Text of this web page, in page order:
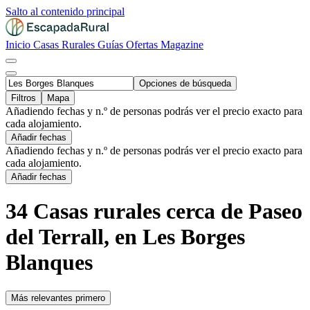
Salto al contenido principal
Inicio Casas Rurales Guías Ofertas Magazine
Opciones de búsqueda
Filtros
Mapa
Añadiendo fechas y n.º de personas podrás ver el precio exacto para
cada alojamiento.
Añadir fechas
Añadiendo fechas y n.º de personas podrás ver el precio exacto para
cada alojamiento.
Añadir fechas
34 Casas rurales cerca de Paseo
del Terrall, en Les Borges
Blanques
Más relevantes primero